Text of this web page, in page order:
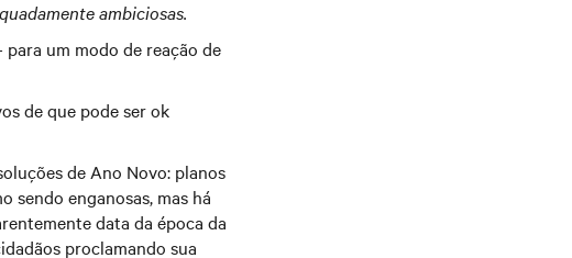
ambiciosas.
para um modo de reação de
de que pode ser ok
de Ano Novo: planos
sendo enganosas, mas há
data da época da
proclamando sua